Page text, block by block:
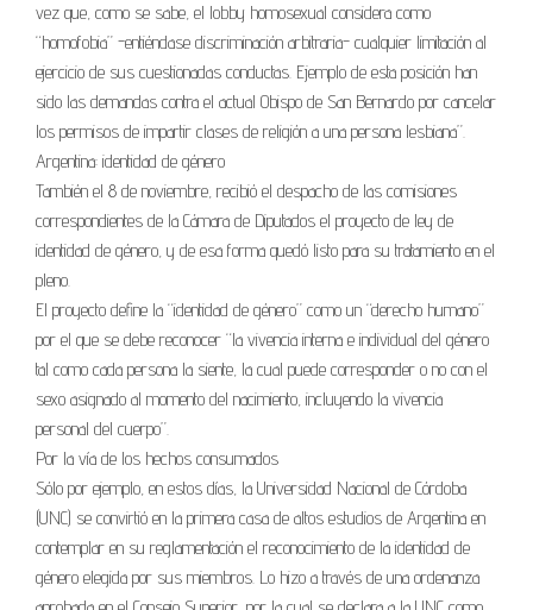
vez que, como se sabe, el lobby homosexual considera como
“homofobia” -entiéndase discriminación arbitraria- cualquier limitación al
ejercicio de sus cuestionadas conductas. Ejemplo de esta posición han
sido las demandas contra el actual Obispo de San Bernardo por cancelar
los permisos de impartir clases de religión a una persona lesbiana”.
Argentina: identidad de género
También el 8 de noviembre, recibió el despacho de las comisiones
correspondientes de la Cámara de Diputados el proyecto de ley de
identidad de género, y de esa forma quedó listo para su tratamiento en el
pleno.
El proyecto define la “identidad de género” como un “derecho humano”
por el que se debe reconocer “la vivencia interna e individual del género
tal como cada persona la siente, la cual puede corresponder o no con el
sexo asignado al momento del nacimiento, incluyendo la vivencia
personal del cuerpo”.
Por la vía de los hechos consumados
Sólo por ejemplo, en estos días, la Universidad Nacional de Córdoba
(UNC) se convirtió en la primera casa de altos estudios de Argentina en
contemplar en su reglamentación el reconocimiento de la identidad de
género elegida por sus miembros. Lo hizo a través de una ordenanza